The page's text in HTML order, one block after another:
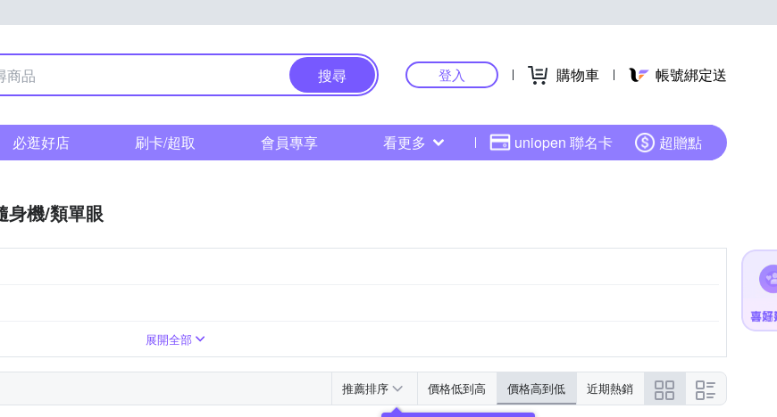
搜尋 登入 購物車 帳號綁定送
必逛好店 刷卡/超取 會員專享 看更多 uniopen 聯名卡 超贈點
身機/類單眼
展開全部
推薦排序 價格低到高 價格高到低 近期熱銷